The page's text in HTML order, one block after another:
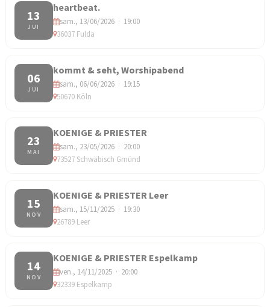
13
JUI
heartbeat.
sam., 13/06/2026 · 19:00
36037 Fulda
06
JUI
kommt & seht, Worshipabend
sam., 06/06/2026 · 19:15
50670 Köln
23
MAI
KOENIGE & PRIESTER
sam., 23/05/2026 · 20:00
73527 Schwäbisch Gmünd
15
NOV
KOENIGE & PRIESTER Leer
sam., 15/11/2025 · 19:30
26789 Leer
14
NOV
KOENIGE & PRIESTER Espelkamp
ven., 14/11/2025 · 20:00
32339 Espelkamp